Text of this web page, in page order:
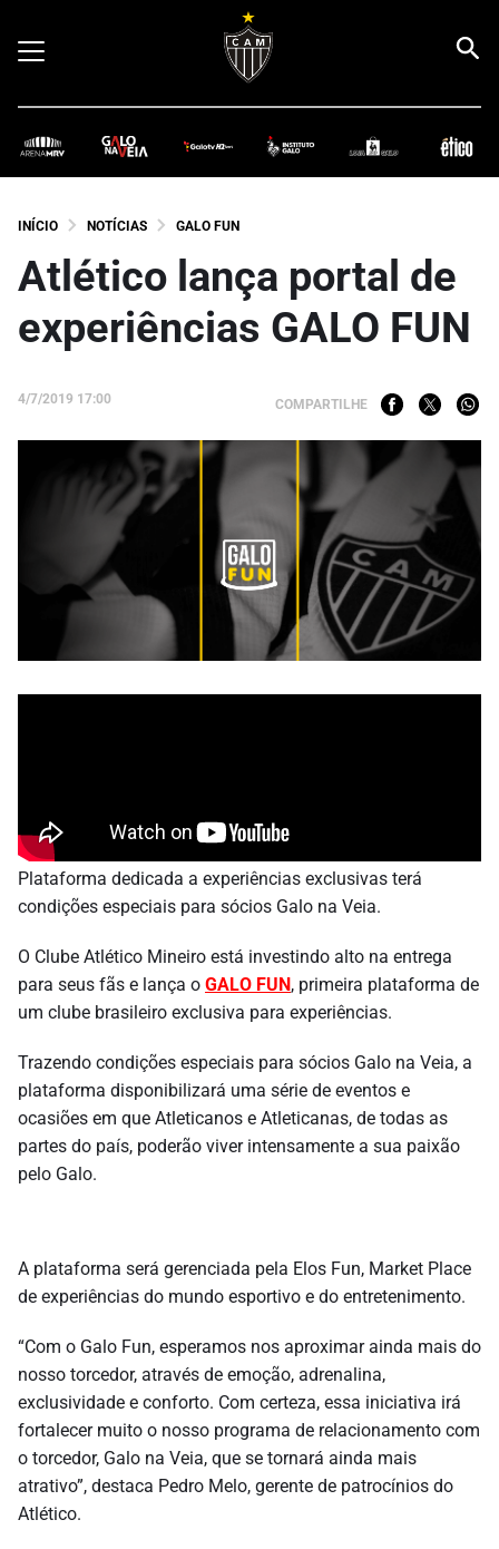
INÍCIO NOTÍCIAS GALO FUN
Atlético lança portal de
experiências GALO FUN
4/7/2019 17:00 COMPARTILHE
Plataforma dedicada a experiências exclusivas terá
condições especiais para sócios Galo na Veia.
O Clube Atlético Mineiro está investindo alto na entrega
para seus fãs e lança o GALO FUN , primeira plataforma de
um clube brasileiro exclusiva para experiências.
Trazendo condições especiais para sócios Galo na Veia, a
plataforma disponibilizará uma série de eventos e
ocasiões em que Atleticanos e Atleticanas, de todas as
partes do país, poderão viver intensamente a sua paixão
pelo Galo.
A plataforma será gerenciada pela Elos Fun, Market Place
de experiências do mundo esportivo e do entretenimento.
“Com o Galo Fun, esperamos nos aproximar ainda mais do
nosso torcedor, através de emoção, adrenalina,
exclusividade e conforto. Com certeza, essa iniciativa irá
fortalecer muito o nosso programa de relacionamento com
o torcedor, Galo na Veia, que se tornará ainda mais
atrativo”, destaca Pedro Melo, gerente de patrocínios do
Atlético.